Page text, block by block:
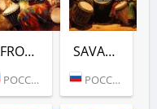
AFROVIBES RADIO (DFM)
РОССИЯ (МОСКВА)
SAVANNAH BEAT (DFM)
РОССИЯ (МОСКВА)